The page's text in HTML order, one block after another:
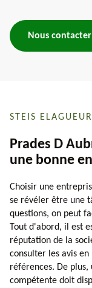
Nous contacter
STEIS ELAGUEUR
Prades D
une bonne
Choisir une
se révéler être une
questions, on peut
Tout d'abord, il est
réputation de la
consulter les avis
références. De
compétente doit